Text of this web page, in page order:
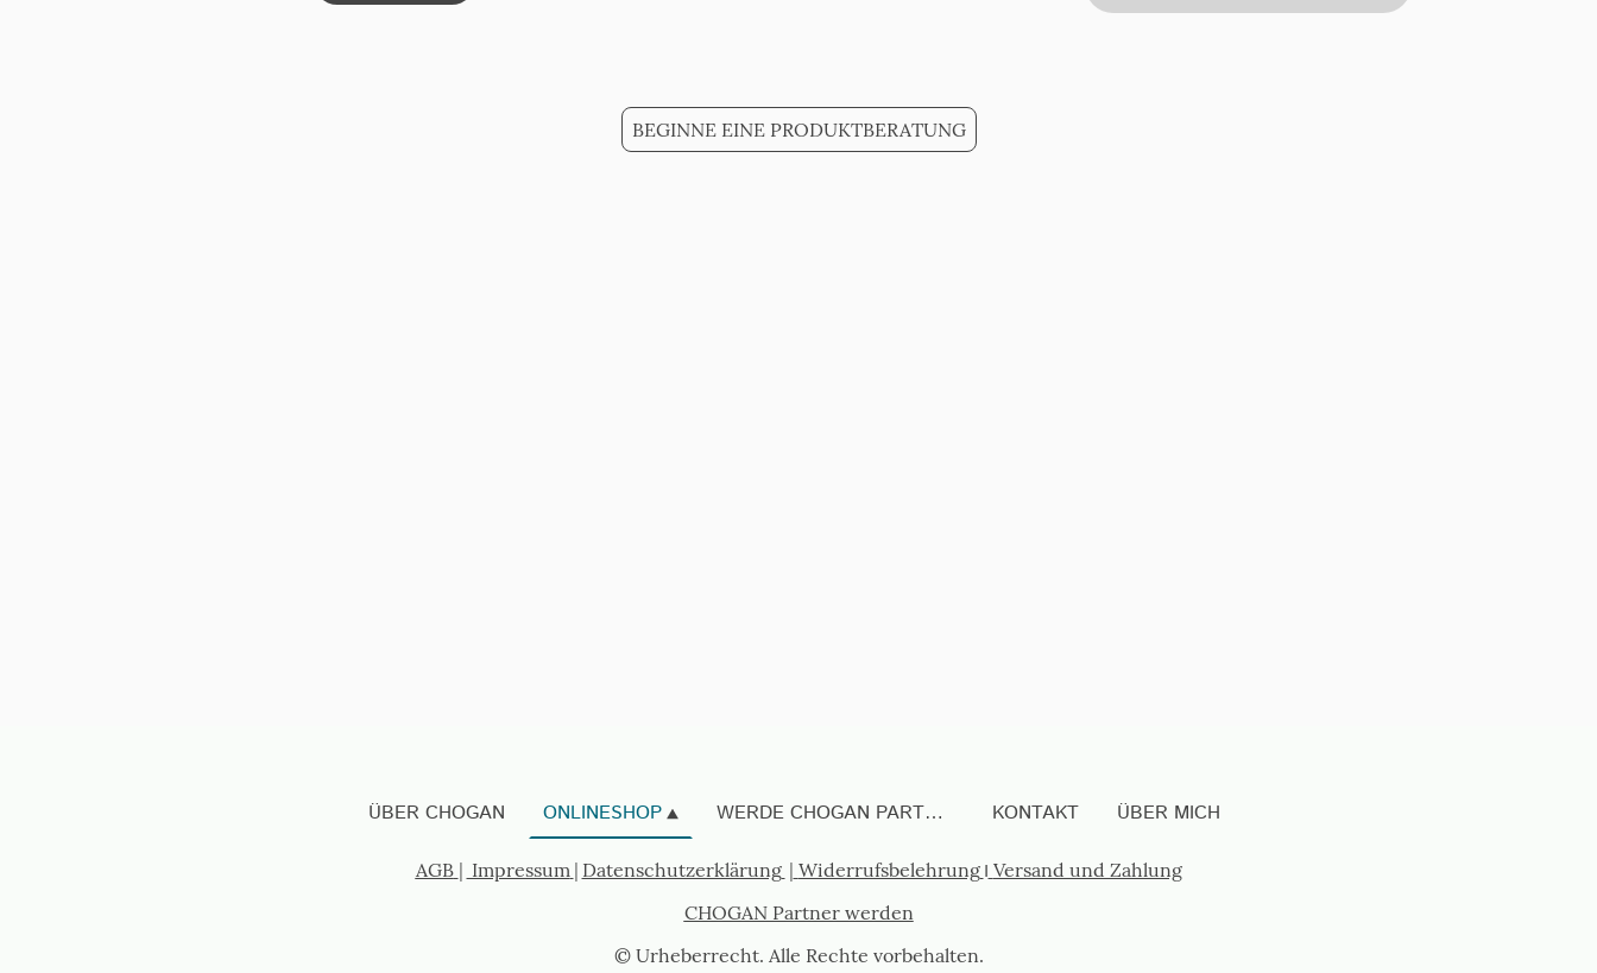
BEGINNE EINE PRODUKTBERATUNG
ÜBER CHOGAN ONLINESHOP WERDE CHOGAN PARTNER KONTAKT ÜBER MICH
AGB | Impressum | Datenschutzerklärung | Widerrufsbelehrung I Versand und Zahlung
CHOGAN Partner werden
© Urheberrecht. Alle Rechte vorbehalten.